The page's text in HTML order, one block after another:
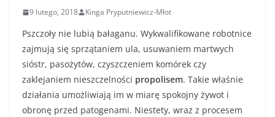
9 lutego, 2018 Kinga Pryputniewicz-Młot
Pszczoły nie lubią bałaganu. Wykwalifikowane robotnice
zajmują się sprzątaniem ula, usuwaniem martwych
sióstr, pasożytów, czyszczeniem komórek czy
zaklejaniem nieszczelności propolisem. Takie właśnie
działania umożliwiają im w miarę spokojny żywot i
obronę przed patogenami. Niestety, wraz z procesem